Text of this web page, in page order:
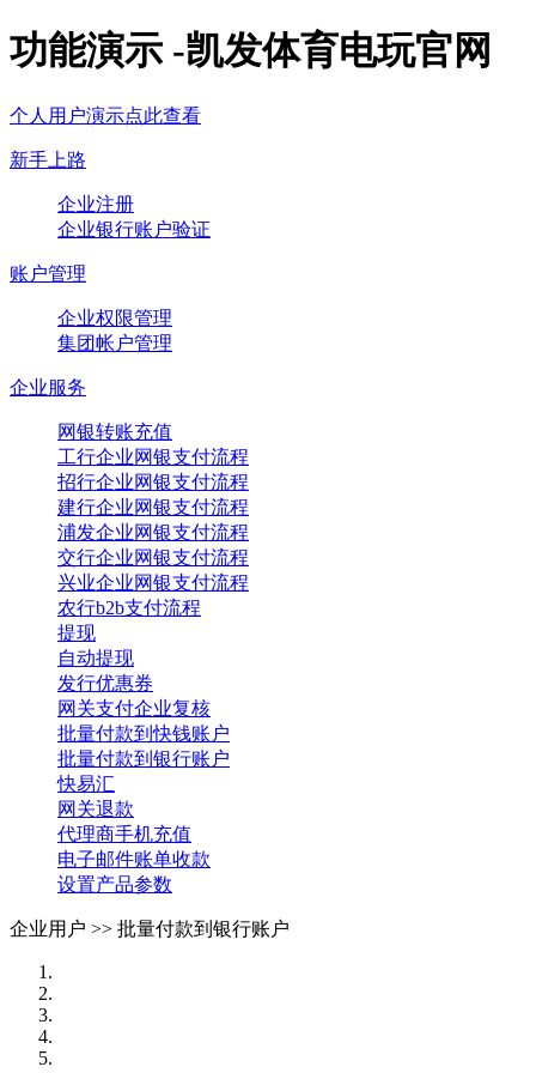
功能演示 -凯发体育电玩官网
个人用户演示点此查看
新手上路
企业注册
企业银行账户验证
账户管理
企业权限管理
集团帐户管理
企业服务
网银转账充值
工行企业网银支付流程
招行企业网银支付流程
建行企业网银支付流程
浦发企业网银支付流程
交行企业网银支付流程
兴业企业网银支付流程
农行b2b支付流程
提现
自动提现
发行优惠券
网关支付企业复核
批量付款到快钱账户
批量付款到银行账户
快易汇
网关退款
代理商手机充值
电子邮件账单收款
设置产品参数
企业用户 >> 批量付款到银行账户